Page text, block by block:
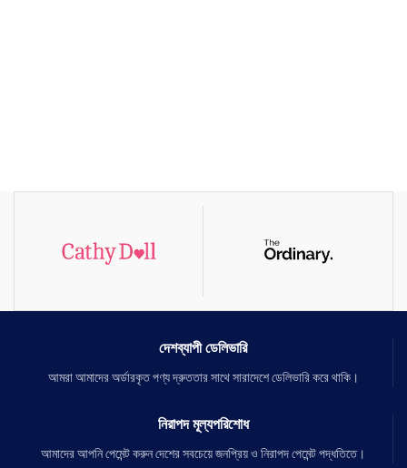
দেশব্যাপী ডেলিভারি
আমরা আমাদের অর্ডারকৃত পণ্য দ্রুততার সাথে সারাদেশে ডেলিভারি করে থাকি।
নিরাপদ মূল্যপরিশোধ
আমাদের আপনি পেমেন্ট করুন দেশের সবচেয়ে জনপ্রিয় ও নিরাপদ পেমেন্ট পদ্ধতিতে।